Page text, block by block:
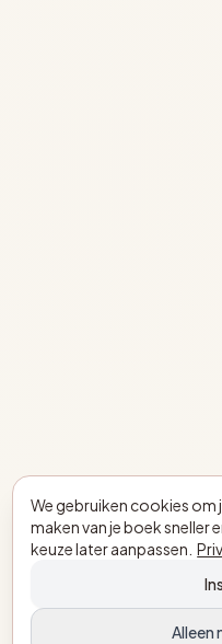
We gebruiken cookies om
maken van je boek sneller
keuze later aanpassen.
Alleen